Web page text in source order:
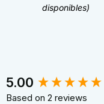
disponibles)
5.00
Based on 2 reviews
New content loaded